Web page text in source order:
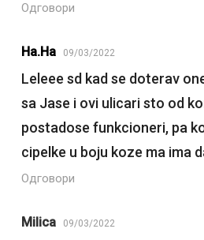
Одговори
Ha.ha 09/03/2022
Leleee sd kad se doterav
sa Jase i ovi ulicari sto od
postadose funkcioneri, pa
cipelke u boju koze ma ima
Одговори
Milica 09/03/2022